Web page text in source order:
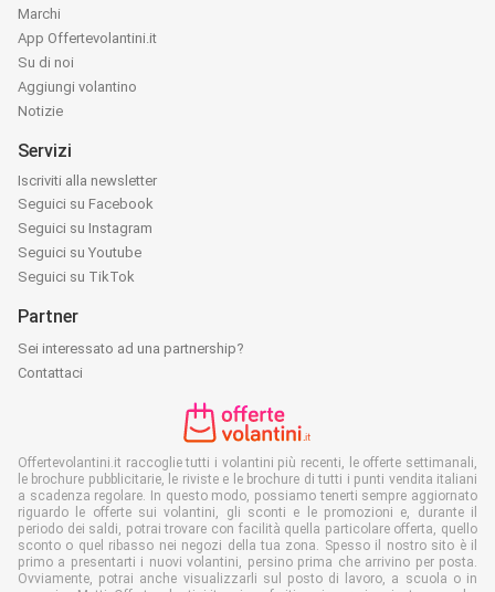
Marchi
App Offertevolantini.it
Su di noi
Aggiungi volantino
Notizie
Servizi
Iscriviti alla newsletter
Seguici su Facebook
Seguici su Instagram
Seguici su Youtube
Seguici su TikTok
Partner
Sei interessato ad una partnership?
Contattaci
Offertevolantini.it raccoglie tutti i volantini più recenti, le offerte settimanali,
le brochure pubblicitarie, le riviste e le brochure di tutti i punti vendita italiani
a scadenza regolare. In questo modo, possiamo tenerti sempre aggiornato
riguardo le offerte sui volantini, gli sconti e le promozioni e, durante il
periodo dei saldi, potrai trovare con facilità quella particolare offerta, quello
sconto o quel ribasso nei negozi della tua zona. Spesso il nostro sito è il
primo a presentarti i nuovi volantini, persino prima che arrivino per posta.
Ovviamente, potrai anche visualizzarli sul posto di lavoro, a scuola o in